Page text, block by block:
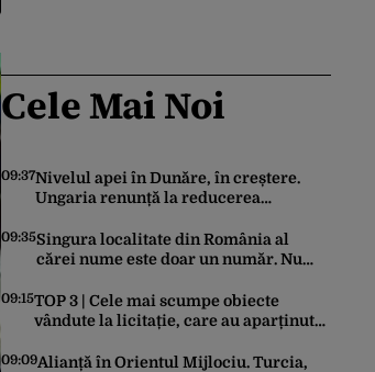
Cele Mai Noi
09:37Nivelul apei în Dunăre, în creștere.
Ungaria renunță la reducerea
09:35Singura localitate din România al
cărei nume este doar un număr. Nu
cunoscută în lumea întreagă
09:15TOP 3 | Cele mai scumpe obiecte
vândute la licitație, care au aparținut
09:09Alianță în Orientul Mijlociu. Turcia,